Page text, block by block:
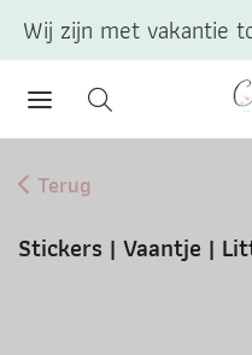
Terug
Stickers | Vaantje |
Wij zijn met vakantie